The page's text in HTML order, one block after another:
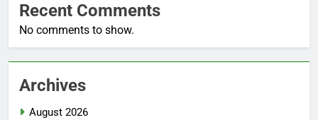
Recent Comments
No comments to show.
Archives
August 2026